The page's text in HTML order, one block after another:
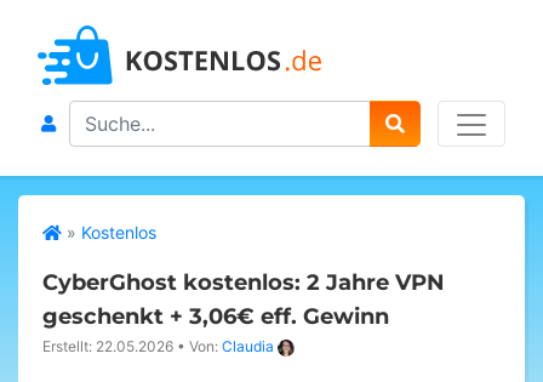
Search
» Kostenlos
CyberGhost kostenlos: 2 Jahre VPN
geschenkt + 3,06€ eff. Gewinn
Erstellt: 22.05.2026 • Von: Claudia